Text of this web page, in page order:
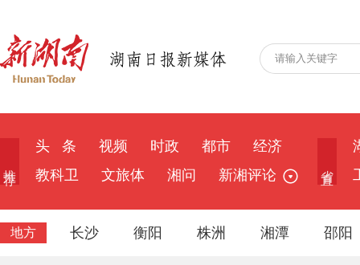
头 条 视频 时政 都市
经济
教科卫
文旅体 湘问 新湘评论
地方 长沙 衡阳 株洲 湘潭 邵阳